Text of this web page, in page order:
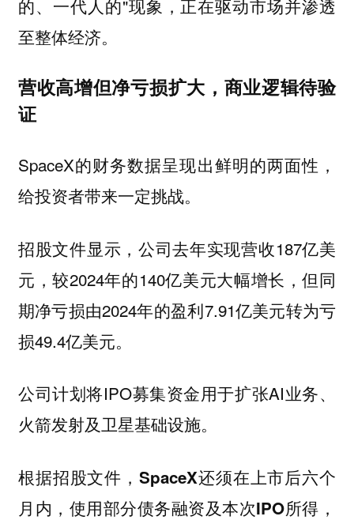
的、一代人的"现象，正在驱动市场并渗透
至整体经济。
营收高增但净亏损扩大，商业逻辑待验
证
SpaceX的财务数据呈现出鲜明的两面性，
给投资者带来一定挑战。
招股文件显示，公司去年实现营收187亿美
元，较2024年的140亿美元大幅增长，但同
期净亏损由2024年的盈利7.91亿美元转为亏
损49.4亿美元。
公司计划将IPO募集资金用于扩张AI业务、
火箭发射及卫星基础设施。
根据招股文件，SpaceX还须在上市后六个
月内，使用部分债务融资及本次IPO所得，